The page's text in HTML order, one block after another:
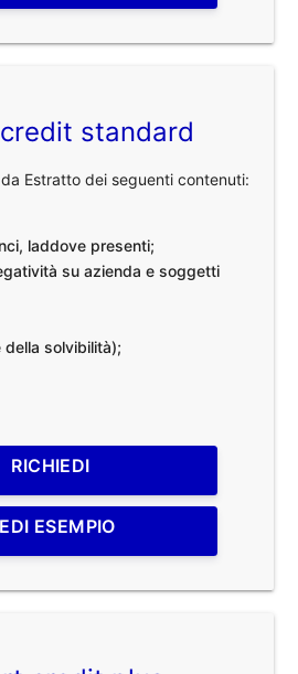
standard
Estratto dei seguenti contenuti:
laddove presenti;
su azienda e soggetti
della solvibilità);
RICHIEDI
ESEMPIO